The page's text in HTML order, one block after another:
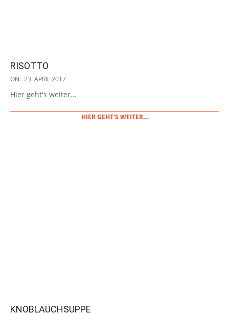
RISOTTO
2017-
23
ON: 23. APRIL 2017
Hier geht's weiter…
HIER GEHT'S WEITER…
KNOBLAUCHSUPPE